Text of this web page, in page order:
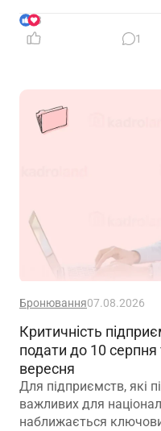
окремій галузі –
доходу. Саме тому
застосовують до
3
1
Бронювання07.08.2026
Критичність
подати до 10 серпня
вересня
Для підприємств, які
важливих для
наближається